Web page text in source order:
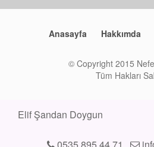
Anasayfa Hakkımda
© Copyright 2015
Tüm Hakları
Elif Şandan Doygun